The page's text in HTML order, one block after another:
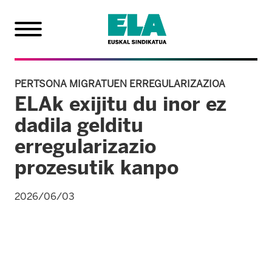
PERTSONA MIGRATUEN ERREGULARIZAZIOA
ELAk exijitu du inor ez
dadila gelditu
erregularizazio
prozesutik kanpo
2026/06/03